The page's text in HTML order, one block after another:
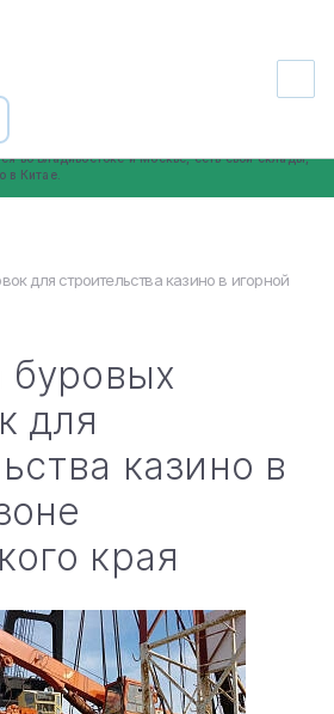
ВЭД. ООО «ИНСТАЙЛ», входящее в ГК
представителей (номер в реестре
во Владивостоке и Москве, есть свои склады,
в Китае.
для строительства казино в игорной
буровых
для
казино в
края